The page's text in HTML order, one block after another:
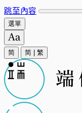
跳至內容
選單
简 简 繁